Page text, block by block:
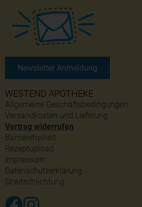
WESTEND APOTHEKE
Allgemeine Geschäftsbedingungen
Versandkosten und Lieferung
Vertrag widerrufen
Barrierefreiheit
Rezeptupload
Impressum
Datenschutzerklärung
Streitschlichtung
Newsletter Anmeldung